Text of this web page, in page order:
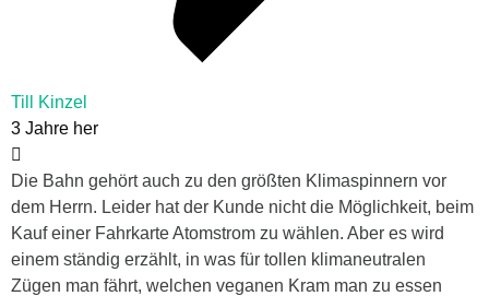
Till Kinzel
3 Jahre her
Die Bahn gehört auch zu den größten Klimaspinnern vor
dem Herrn. Leider hat der Kunde nicht die Möglichkeit, beim
Kauf einer Fahrkarte Atomstrom zu wählen. Aber es wird
einem ständig erzählt, in was für tollen klimaneutralen
Zügen man fährt, welchen veganen Kram man zu essen